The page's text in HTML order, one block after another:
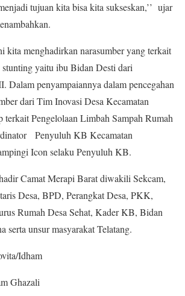
tujuan kita bisa kita sukseskan,’’ ujar
kita menghadirkan narasumber yang terkait
stunting yaitu ibu Bidan Desti dari
Dalam penyampaiannya dalam pencegahan
dari Tim Inovasi Desa Kecamatan
terkait Pengelolaan Limbah Sampah Rumah
Penyuluh KB Kecamatan
Icon selaku Penyuluh KB.
Camat Merapi Barat diwakili Sekcam,
Desa, BPD, Perangkat Desa, PKK,
Rumah Desa Sehat, Kader KB, Bidan
serta unsur masyarakat Telatang.
Idham
Ghazali